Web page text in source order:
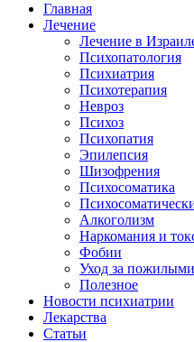
Главная
Лечение
Лечение в
Психопатология
Психиатрия
Психотерапия
Невроз
Психоз
Психопатия
Эпилепсия
Шизофрения
Психосоматика
Алкоголизм
Наркомания и
Фобии
Уход за пожилыми
Полезное
Новости психиатрии
Лекарства
Статьи